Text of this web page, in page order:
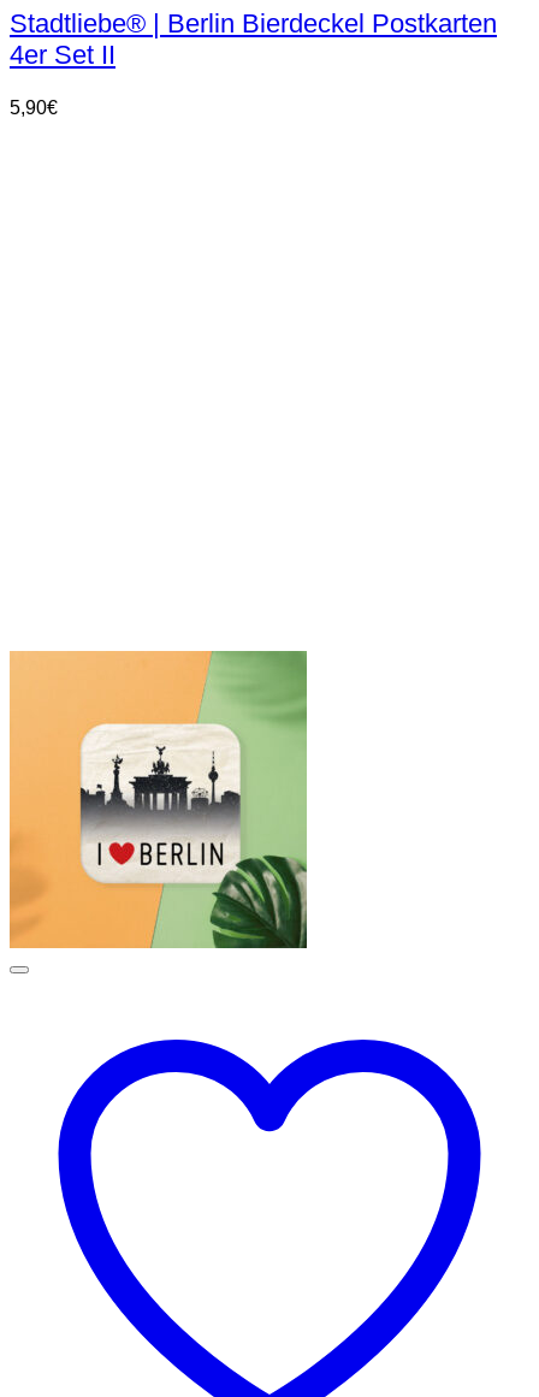
Stadtliebe® | Berlin Bierdeckel Postkarten
4er Set II
5,90€